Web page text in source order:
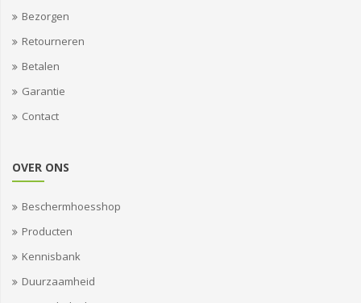
Bezorgen
Retourneren
Betalen
Garantie
Contact
OVER ONS
Beschermhoesshop
Producten
Kennisbank
Duurzaamheid